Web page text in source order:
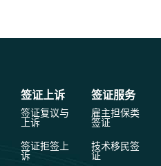
签证上诉
签证复议与
上诉
签证拒签上
诉
签证服务
雇主担保类
签证
技术移民签
证